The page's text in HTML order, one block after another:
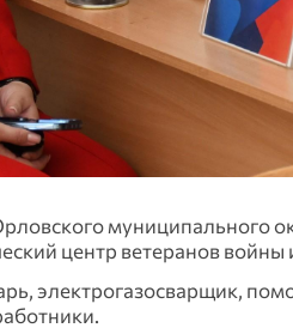
муниципального
центр ветеранов войны
электрогазосварщик,